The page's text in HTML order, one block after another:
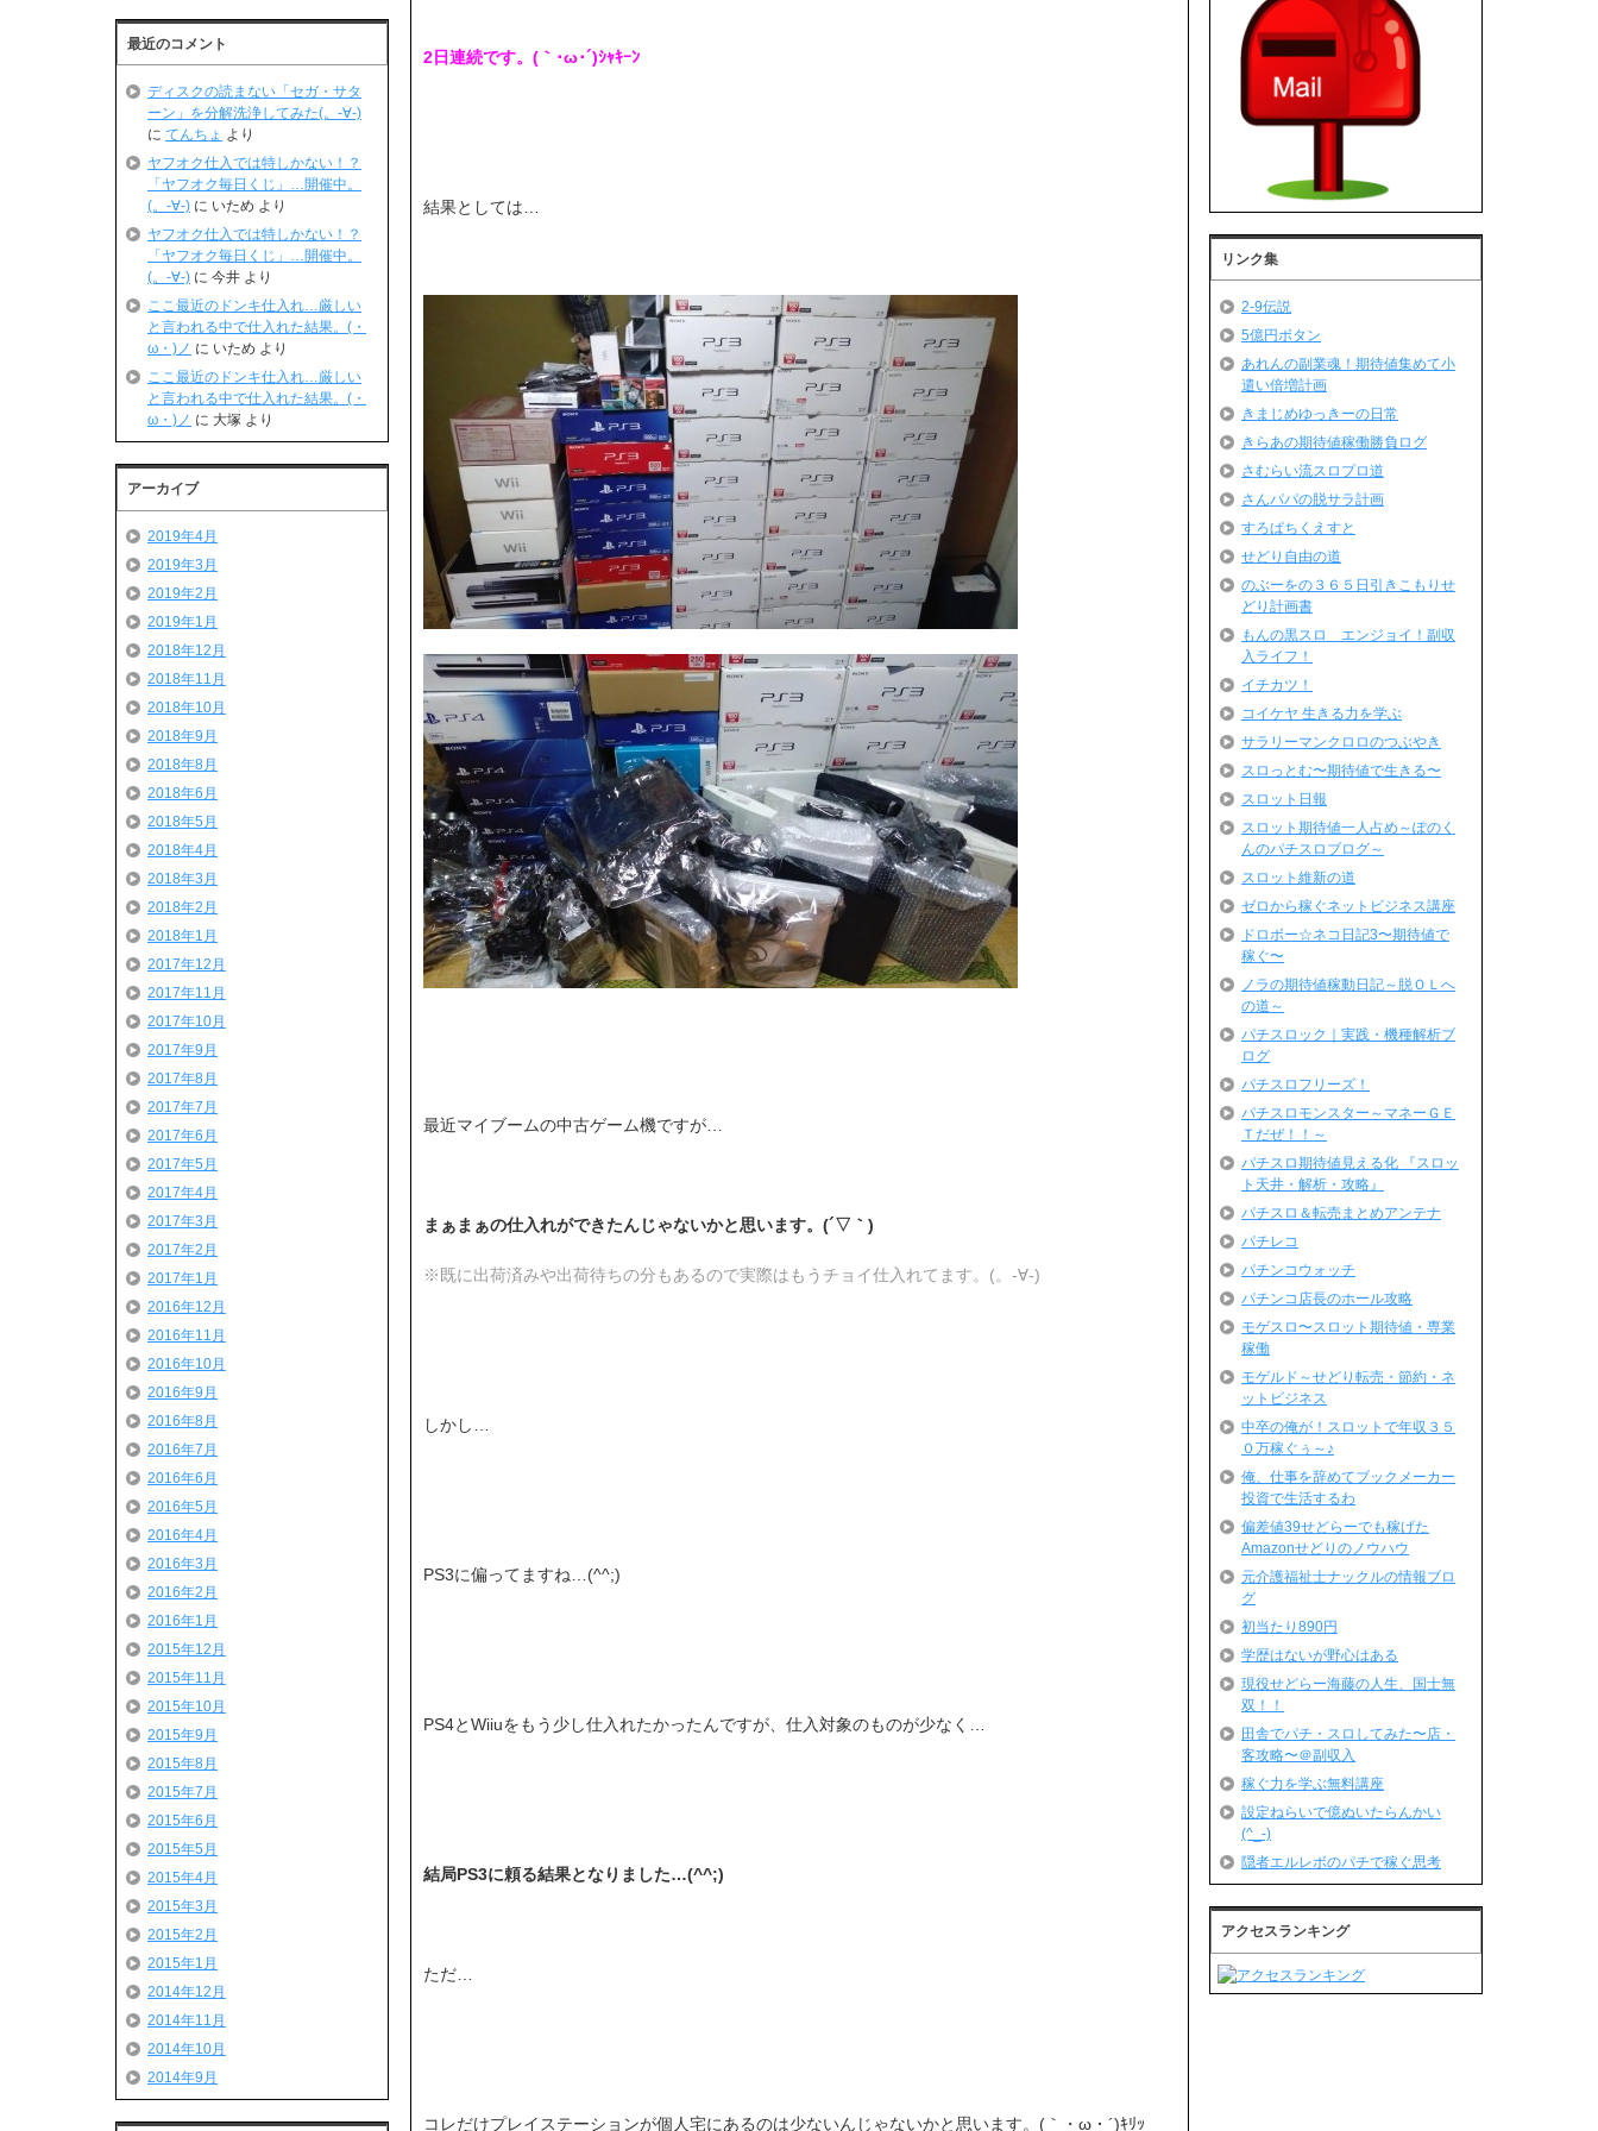
2日連続です。(｀･ω･´)ｼｬｷｰﾝ
結果としては…
最近マイブームの中古ゲーム機ですが…
まぁまぁの仕入れができたんじゃないかと思います。(´▽｀)
※既に出荷済みや出荷待ちの分もあるので実際はもうチョイ仕入れてます。(。-∀-)
しかし…
PS3に偏ってますね…(^^;)
PS4とWiiuをもう少し仕入れたかったんですが、仕入対象のものが少なく…
結局PS3に頼る結果となりました…(^^;)
ただ…
コレだけプレイステーションが個人宅にあるのは少ないんじゃないかと思います。(｀・ω・´)ｷﾘｯ
最近のコメント
ディスクの読まない「セガ・サタ
ーン」を分解洗浄してみた(。-∀-)
に てんちょ より
ヤフオク仕入では特しかない！？
「ヤフオク毎日くじ」…開催中。
(。-∀-) に いため より
ヤフオク仕入では特しかない！？
「ヤフオク毎日くじ」…開催中。
(。-∀-) に 今井 より
ここ最近のドンキ仕入れ…厳しい
と言われる中で仕入れた結果。(・
ω・)ノ に いため より
ここ最近のドンキ仕入れ…厳しい
と言われる中で仕入れた結果。(・
ω・)ノ に 大塚 より
アーカイブ
2019年4月
2019年3月
2019年2月
2019年1月
2018年12月
2018年11月
2018年10月
2018年9月
2018年8月
2018年6月
2018年5月
2018年4月
2018年3月
2018年2月
2018年1月
2017年12月
2017年11月
2017年10月
2017年9月
2017年8月
2017年7月
2017年6月
2017年5月
2017年4月
2017年3月
2017年2月
2017年1月
2016年12月
2016年11月
2016年10月
2016年9月
2016年8月
2016年7月
2016年6月
2016年5月
2016年4月
2016年3月
2016年2月
2016年1月
2015年12月
2015年11月
2015年10月
2015年9月
2015年8月
2015年7月
2015年6月
2015年5月
2015年4月
2015年3月
2015年2月
2015年1月
2014年12月
2014年11月
2014年10月
2014年9月
リンク集
2-9伝説
5億円ボタン
あれんの副業魂！期待値集めて小
遣い倍増計画
きまじめゆっきーの日常
きらあの期待値稼働勝負ログ
さむらい流スロプロ道
さんパパの脱サラ計画
すろぱちくえすと
せどり自由の道
のぶーをの３６５日引きこもりせ
どり計画書
もんの黒スロ エンジョイ！副収
入ライフ！
イチカツ！
コイケヤ 生きる力を学ぶ
サラリーマンクロロのつぶやき
スロっとむ〜期待値で生きる〜
スロット日報
スロット期待値一人占め～ぽのく
んのパチスロブログ～
スロット維新の道
ゼロから稼ぐネットビジネス講座
ドロボー☆ネコ日記3〜期待値で
稼ぐ〜
ノラの期待値稼動日記～脱ＯＬへ
の道～
パチスロック｜実践・機種解析ブ
ログ
パチスロフリーズ！
パチスロモンスター～マネーＧＥ
Ｔだぜ！！～
パチスロ期待値見える化 『スロッ
ト天井・解析・攻略』
パチスロ＆転売まとめアンテナ
パチレコ
パチンコウォッチ
パチンコ店長のホール攻略
モゲスロ〜スロット期待値・専業
稼働
モゲルド～せどり転売・節約・ネ
ットビジネス
中卒の俺が！スロットで年収３５
０万稼ぐぅ～♪
俺、仕事を辞めてブックメーカー
投資で生活するわ
偏差値39せどらーでも稼げた
Amazonせどりのノウハウ
元介護福祉士ナックルの情報ブロ
グ
初当たり890円
学歴はないが野心はある
現役せどらー海藤の人生、国士無
双！！
田舎でパチ・スロしてみた〜店・
客攻略〜＠副収入
稼ぐ力を学ぶ無料講座
設定ねらいで億ぬいたらんかい
(^_-)
隠者エルレボのパチで稼ぐ思考
アクセスランキング